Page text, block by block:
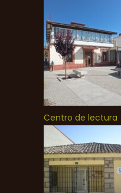
Centro de lectura